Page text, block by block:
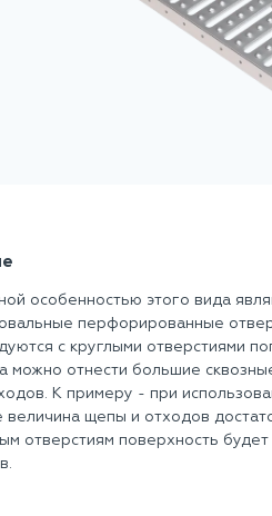
особенностью этого вида
перфорированные
с круглыми отверстиями
можно отнести большие
К примеру - при
величина щепы и отходов
отверстиям поверхность будет